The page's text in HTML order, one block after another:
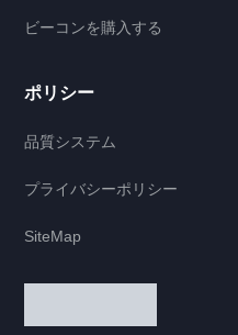
ビーコンを購入する
ポリシー
品質システム
プライバシーポリシー
SiteMap